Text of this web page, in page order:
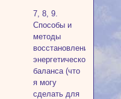
7, 8, 9.
Способы и
методы
восстановления
энергетического
баланса (что
я могу
сделать для